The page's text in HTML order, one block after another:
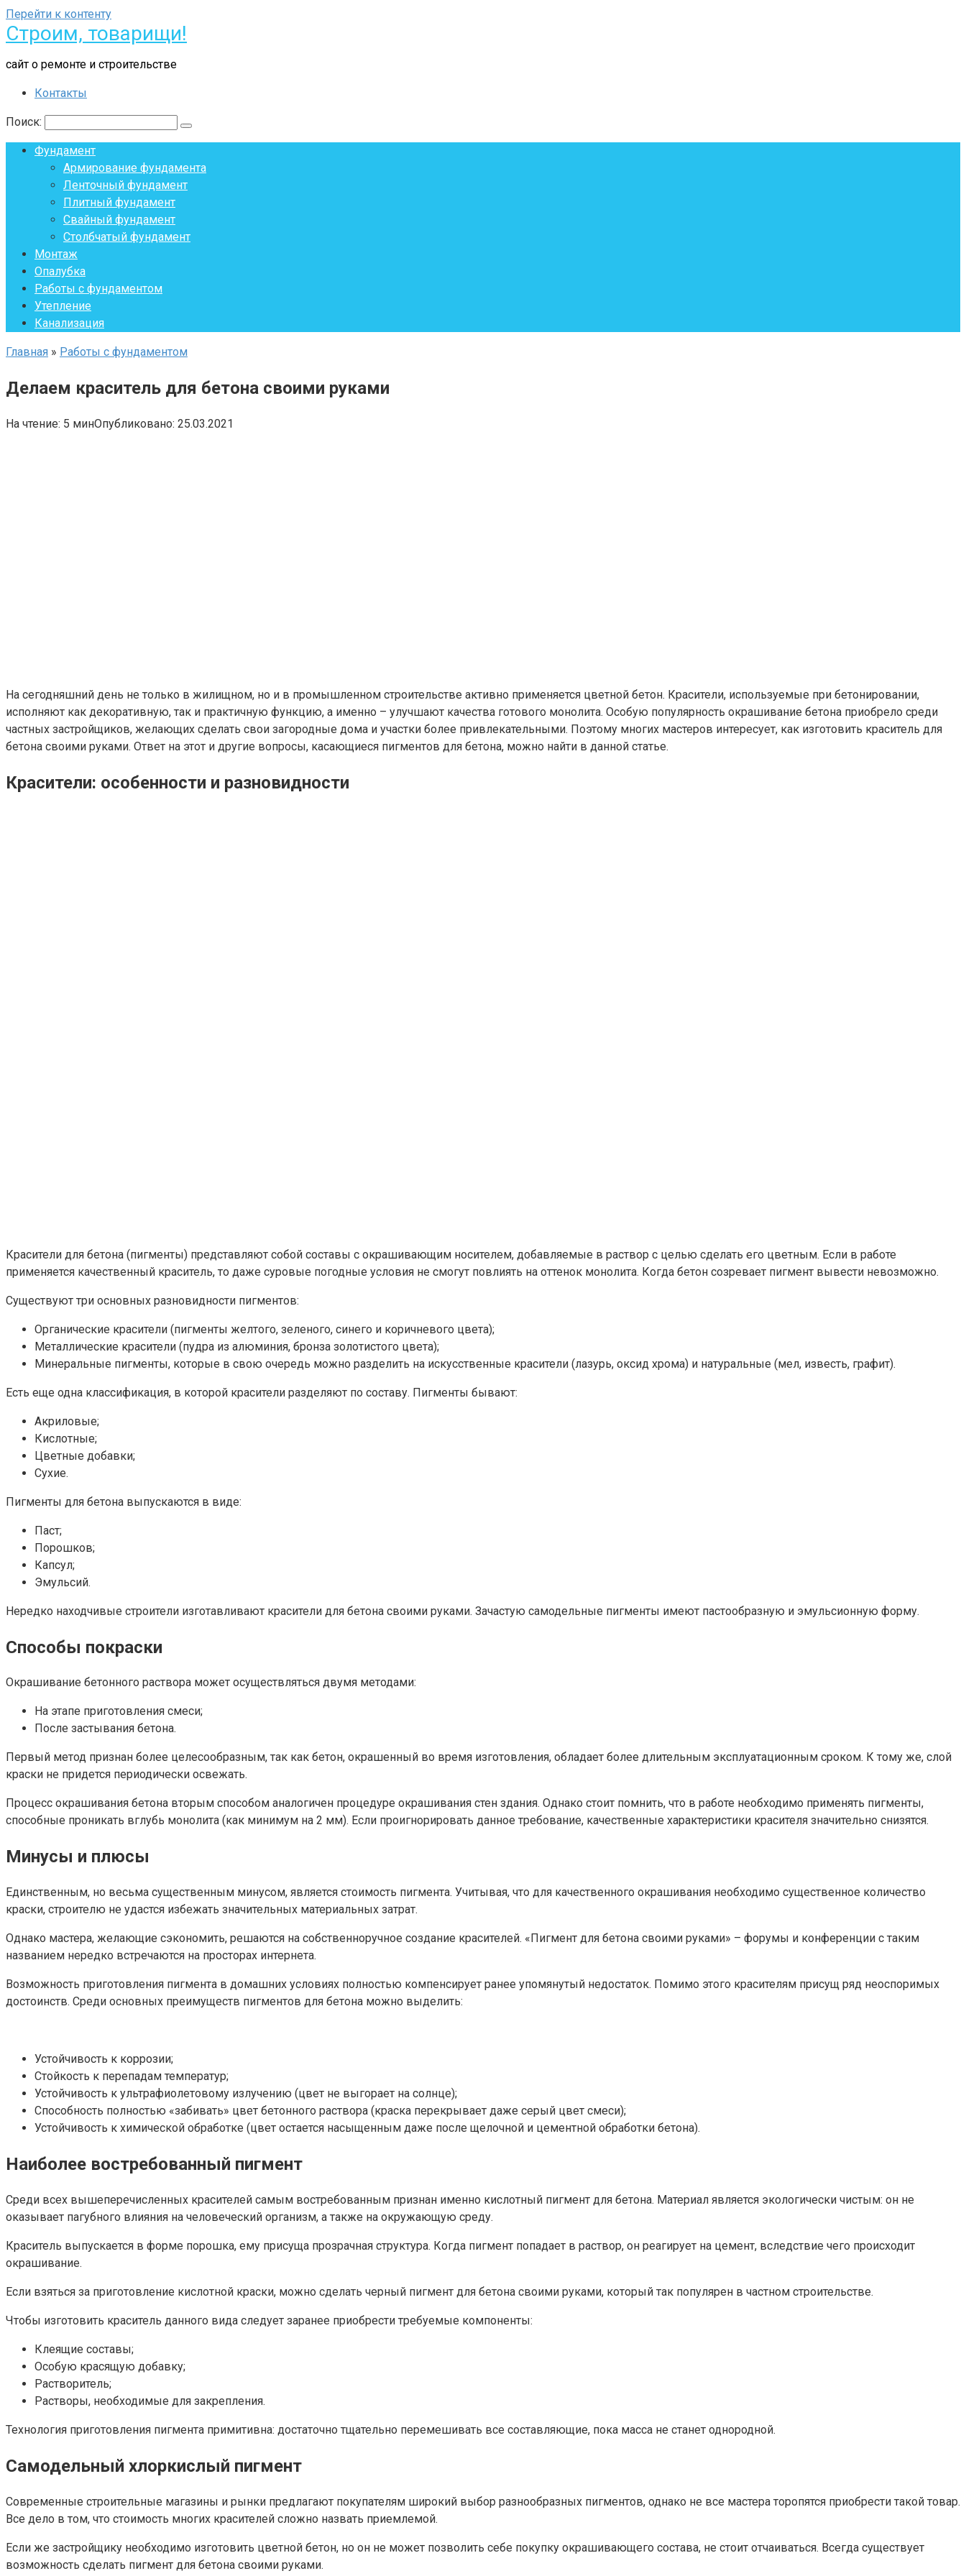
Перейти к контенту
Строим, товарищи!
сайт о ремонте и строительстве
Контакты
Поиск:
Фундамент
Армирование фундамента
Ленточный фундамент
Плитный фундамент
Свайный фундамент
Столбчатый фундамент
Монтаж
Опалубка
Работы с фундаментом
Утепление
Канализация
Главная » Работы с фундаментом
Делаем краситель для бетона своими руками
На чтение: 5 минОпубликовано: 25.03.2021
На сегодняшний день не только в жилищном, но и в промышленном строительстве активно применяется цветной бетон. Красители, используемые при бетонировании,
исполняют как декоративную, так и практичную функцию, а именно – улучшают качества готового монолита. Особую популярность окрашивание бетона приобрело среди
частных застройщиков, желающих сделать свои загородные дома и участки более привлекательными. Поэтому многих мастеров интересует, как изготовить краситель для
бетона своими руками. Ответ на этот и другие вопросы, касающиеся пигментов для бетона, можно найти в данной статье.
Красители: особенности и разновидности
Красители для бетона (пигменты) представляют собой составы с окрашивающим носителем, добавляемые в раствор с целью сделать его цветным. Если в работе
применяется качественный краситель, то даже суровые погодные условия не смогут повлиять на оттенок монолита. Когда бетон созревает пигмент вывести невозможно.
Существуют три основных разновидности пигментов:
Органические красители (пигменты желтого, зеленого, синего и коричневого цвета);
Металлические красители (пудра из алюминия, бронза золотистого цвета);
Минеральные пигменты, которые в свою очередь можно разделить на искусственные красители (лазурь, оксид хрома) и натуральные (мел, известь, графит).
Есть еще одна классификация, в которой красители разделяют по составу. Пигменты бывают:
Акриловые;
Кислотные;
Цветные добавки;
Сухие.
Пигменты для бетона выпускаются в виде:
Паст;
Порошков;
Капсул;
Эмульсий.
Нередко находчивые строители изготавливают красители для бетона своими руками. Зачастую самодельные пигменты имеют пастообразную и эмульсионную форму.
Способы покраски
Окрашивание бетонного раствора может осуществляться двумя методами:
На этапе приготовления смеси;
После застывания бетона.
Первый метод признан более целесообразным, так как бетон, окрашенный во время изготовления, обладает более длительным эксплуатационным сроком. К тому же, слой
краски не придется периодически освежать.
Процесс окрашивания бетона вторым способом аналогичен процедуре окрашивания стен здания. Однако стоит помнить, что в работе необходимо применять пигменты,
способные проникать вглубь монолита (как минимум на 2 мм). Если проигнорировать данное требование, качественные характеристики красителя значительно снизятся.
Минусы и плюсы
Единственным, но весьма существенным минусом, является стоимость пигмента. Учитывая, что для качественного окрашивания необходимо существенное количество
краски, строителю не удастся избежать значительных материальных затрат.
Однако мастера, желающие сэкономить, решаются на собственноручное создание красителей. «Пигмент для бетона своими руками» – форумы и конференции с таким
названием нередко встречаются на просторах интернета.
Возможность приготовления пигмента в домашних условиях полностью компенсирует ранее упомянутый недостаток. Помимо этого красителям присущ ряд неоспоримых
достоинств. Среди основных преимуществ пигментов для бетона можно выделить:
Устойчивость к коррозии;
Стойкость к перепадам температур;
Устойчивость к ультрафиолетовому излучению (цвет не выгорает на солнце);
Способность полностью «забивать» цвет бетонного раствора (краска перекрывает даже серый цвет смеси);
Устойчивость к химической обработке (цвет остается насыщенным даже после щелочной и цементной обработки бетона).
Наиболее востребованный пигмент
Среди всех вышеперечисленных красителей самым востребованным признан именно кислотный пигмент для бетона. Материал является экологически чистым: он не
оказывает пагубного влияния на человеческий организм, а также на окружающую среду.
Краситель выпускается в форме порошка, ему присуща прозрачная структура. Когда пигмент попадает в раствор, он реагирует на цемент, вследствие чего происходит
окрашивание.
Если взяться за приготовление кислотной краски, можно сделать черный пигмент для бетона своими руками, который так популярен в частном строительстве.
Чтобы изготовить краситель данного вида следует заранее приобрести требуемые компоненты:
Клеящие составы;
Особую красящую добавку;
Растворитель;
Растворы, необходимые для закрепления.
Технология приготовления пигмента примитивна: достаточно тщательно перемешивать все составляющие, пока масса не станет однородной.
Самодельный хлоркислый пигмент
Современные строительные магазины и рынки предлагают покупателям широкий выбор разнообразных пигментов, однако не все мастера торопятся приобрести такой товар.
Все дело в том, что стоимость многих красителей сложно назвать приемлемой.
Если же застройщику необходимо изготовить цветной бетон, но он не может позволить себе покупку окрашивающего состава, не стоит отчаиваться. Всегда существует
возможность сделать пигмент для бетона своими руками.